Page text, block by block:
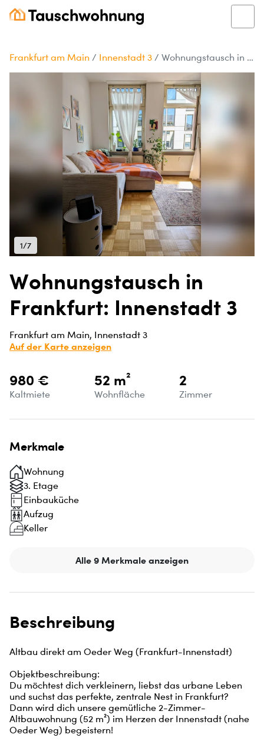
Frankfurt am Main / Innenstadt 3 / Wohnungstausch in Frankfurt: Innenstadt 3
1/7
Wohnungstausch in
Frankfurt: Innenstadt 3
Frankfurt am Main, Innenstadt 3
Auf der Karte anzeigen
980 €
Kaltmiete
52 m²
Wohnfläche
2
Zimmer
Merkmale
Wohnung
3. Etage
Einbauküche
Aufzug
Keller
Alle 9 Merkmale anzeigen
Beschreibung
Altbau direkt am Oeder Weg (Frankfurt-Innenstadt)
Objektbeschreibung:
Du möchtest dich verkleinern, liebst das urbane Leben
und suchst das perfekte, zentrale Nest in Frankfurt?
Dann wird dich unsere gemütliche 2-Zimmer-
Altbauwohnung (52 m²) im Herzen der Innenstadt (nahe
Oeder Weg) begeistern!